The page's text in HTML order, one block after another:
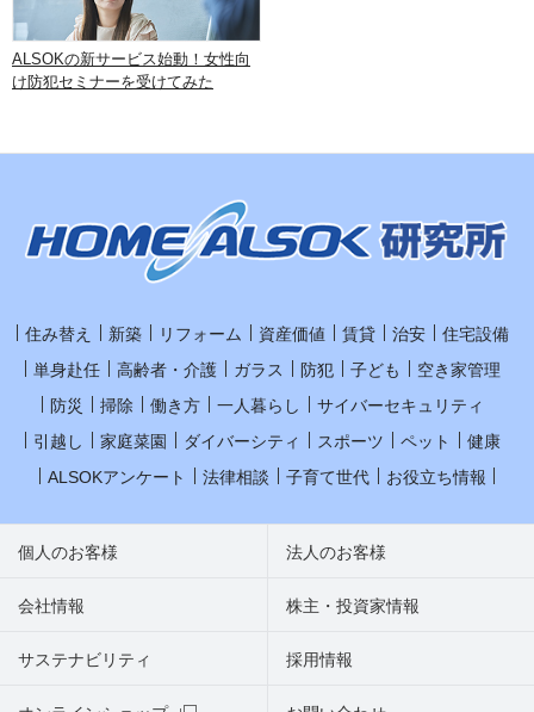
ALSOKの新サービス始動！女性向
け防犯セミナーを受けてみた
住み替え 新築 リフォーム 資産価値 賃貸 治安
住宅設備
単身赴任
高齢者・介護 ガラス 防犯 子ども
空き家管理
防災
掃除 働き方 一人暮らし
サイバーセキュリティ
引越し
家庭菜園 ダイバーシティ スポーツ ペット
健康
ALSOKアンケート
法律相談 子育て世代 お役立ち情報
個人のお客様 法人のお客様
会社情報 株主・投資家情報
サステナビリティ 採用情報